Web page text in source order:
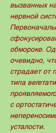
вызванных
нервной
обмороке.
очевидно,
страдает от
типа
с
усталости.